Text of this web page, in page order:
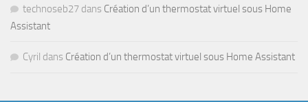
technoseb27 dans Création d’un thermostat virtuel sous Home
Assistant
Cyril dans Création d’un thermostat virtuel sous Home Assistant